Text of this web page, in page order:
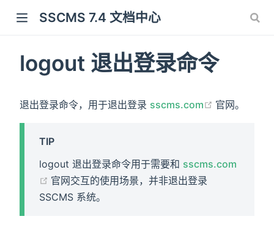
SSCMS 7.4 文档中心
logout 退出登录命令
退出登录命令，用于退出登录 sscms.com (opens new
官网。
TIP
logout 退出登录命令用于需要和 sscms.com
(opens new window)
官网交互的使用场景，并非退出登录
SSCMS 系统。